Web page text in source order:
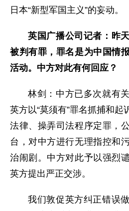
日本“新型军国主义”的妄动。
英国广播公司记者：昨
被判有罪，罪名是为中国情
活动。中方对此有何回应？
林剑：中方已多次就有
英方以“莫须有”罪名抓捕和起
法律、操弄司法程序定罪，
台，对中方进行无理指控和
治闹剧。中方对此予以强烈
英方提出严正交涉。
我们敦促英方纠正错误